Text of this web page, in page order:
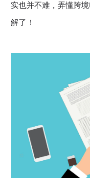
实也并不难，弄懂跨
解了！